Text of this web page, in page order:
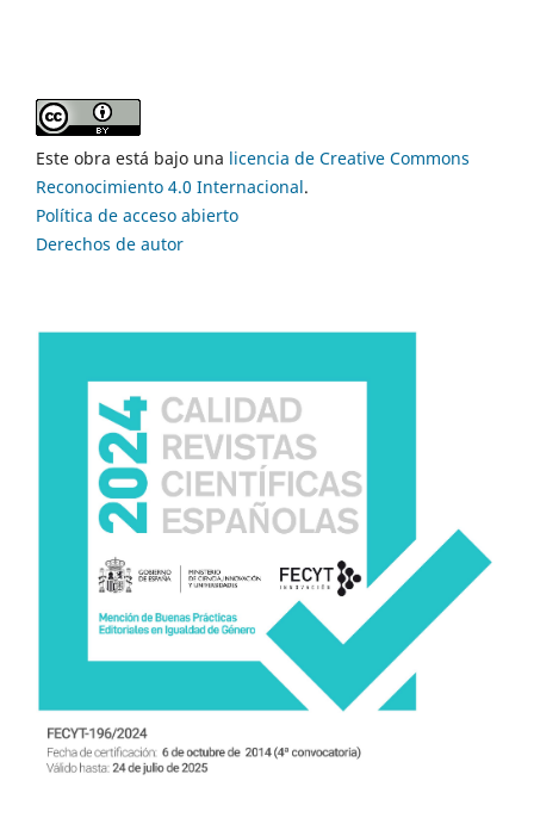
Este obra está bajo una licencia de Creative Commons
Reconocimiento 4.0 Internacional.
Política de acceso abierto
Derechos de autor